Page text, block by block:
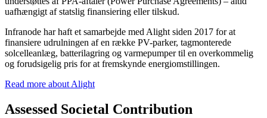
uafhængigt af statslig finansiering eller tilskud.
Infranode har haft et samarbejde med Alight siden 2017 for at
finansiere udrulningen af en række PV-parker, tagmonterede
solcelleanlæg, batterilagring og varmepumper til en overkommelig
og forudsigelig pris for at fremskynde energiomstillingen.
Read more about Alight
Assessed Societal Contribution